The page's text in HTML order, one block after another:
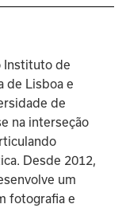
Instituto de
de Lisboa e
de
na interseção
Desde 2012,
um
fotografia e